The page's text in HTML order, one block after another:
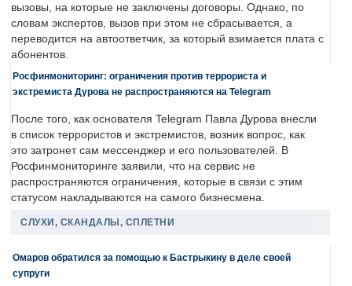
вызовы, на которые не заключены договоры. Однако, по
словам экспертов, вызов при этом не сбрасывается, а
переводится на автоответчик, за который взимается плата с
абонентов.
Росфинмониторинг: ограничения против террориста и
экстремиста Дурова не распространяются на Telegram
После того, как основателя Telegram Павла Дурова внесли
в список террористов и экстремистов, возник вопрос, как
это затронет сам мессенджер и его пользователей. В
Росфинмониторинге заявили, что на сервис не
распространяются ограничения, которые в связи с этим
статусом накладываются на самого бизнесмена.
СЛУХИ, СКАНДАЛЫ, СПЛЕТНИ
Омаров обратился за помощью к Бастрыкину в деле своей
супруги